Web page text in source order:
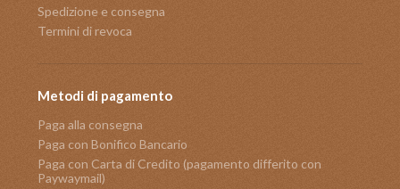
Spedizione e consegna
Termini di revoca
Metodi di pagamento
Paga alla consegna
Paga con Bonifico Bancario
Paga con Carta di Credito (pagamento differito con
Paywaymail)